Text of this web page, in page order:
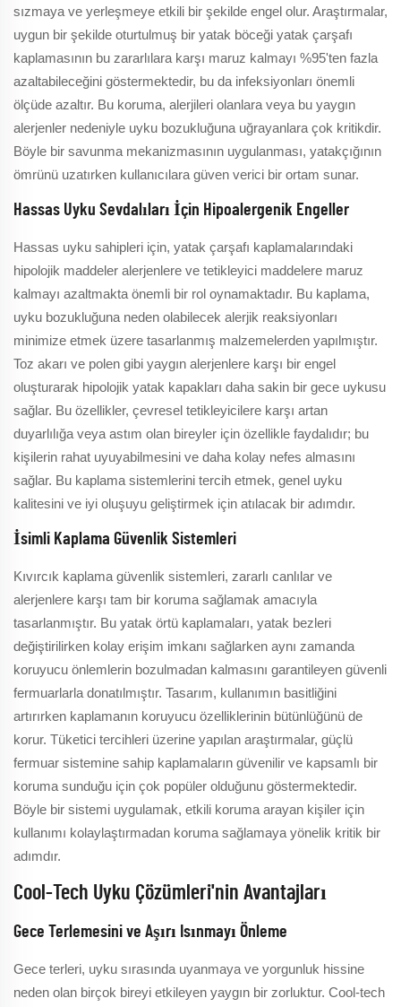
sızmaya ve yerleşmeye etkili bir şekilde engel olur. Araştırmalar,
uygun bir şekilde oturtulmuş bir yatak böceği yatak çarşafı
kaplamasının bu zararlılara karşı maruz kalmayı %95'ten fazla
azaltabileceğini göstermektedir, bu da infeksiyonları önemli
ölçüde azaltır. Bu koruma, alerjileri olanlara veya bu yaygın
alerjenler nedeniyle uyku bozukluğuna uğrayanlara çok kritikdir.
Böyle bir savunma mekanizmasının uygulanması, yatakçığının
ömrünü uzatırken kullanıcılara güven verici bir ortam sunar.
Hassas Uyku Sevdalıları İçin Hipoalergenik Engeller
Hassas uyku sahipleri için, yatak çarşafı kaplamalarındaki
hipolojik maddeler alerjenlere ve tetikleyici maddelere maruz
kalmayı azaltmakta önemli bir rol oynamaktadır. Bu kaplama,
uyku bozukluğuna neden olabilecek alerjik reaksiyonları
minimize etmek üzere tasarlanmış malzemelerden yapılmıştır.
Toz akarı ve polen gibi yaygın alerjenlere karşı bir engel
oluşturarak hipolojik yatak kapakları daha sakin bir gece uykusu
sağlar. Bu özellikler, çevresel tetikleyicilere karşı artan
duyarlılığa veya astım olan bireyler için özellikle faydalıdır; bu
kişilerin rahat uyuyabilmesini ve daha kolay nefes almasını
sağlar. Bu kaplama sistemlerini tercih etmek, genel uyku
kalitesini ve iyi oluşuyu geliştirmek için atılacak bir adımdır.
İsimli Kaplama Güvenlik Sistemleri
Kıvırcık kaplama güvenlik sistemleri, zararlı canlılar ve
alerjenlere karşı tam bir koruma sağlamak amacıyla
tasarlanmıştır. Bu yatak örtü kaplamaları, yatak bezleri
değiştirilirken kolay erişim imkanı sağlarken aynı zamanda
koruyucu önlemlerin bozulmadan kalmasını garantileyen güvenli
fermuarlarla donatılmıştır. Tasarım, kullanımın basitliğini
artırırken kaplamanın koruyucu özelliklerinin bütünlüğünü de
korur. Tüketici tercihleri üzerine yapılan araştırmalar, güçlü
fermuar sistemine sahip kaplamaların güvenilir ve kapsamlı bir
koruma sunduğu için çok popüler olduğunu göstermektedir.
Böyle bir sistemi uygulamak, etkili koruma arayan kişiler için
kullanımı kolaylaştırmadan koruma sağlamaya yönelik kritik bir
adımdır.
Cool-Tech Uyku Çözümleri'nin Avantajları
Gece Terlemesini ve Aşırı Isınmayı Önleme
Gece terleri, uyku sırasında uyanmaya ve yorgunluk hissine
neden olan birçok bireyi etkileyen yaygın bir zorluktur. Cool-tech